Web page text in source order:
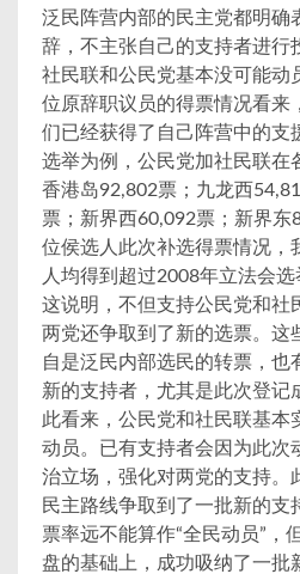
泛民阵营内部的民主党都明确
辞，不主张自己的支持者进行
社民联和公民党基本没可能动
位原辞职议员的得票情况看来
们已经获得了自己阵营中的支
选举为例，公民党加社民联在
香港岛92,802票；九龙西
票；新界西60,092票；新界东
位侯选人此次补选得票情况，
人均得到超过2008年立法会选
这说明，不但支持公民党和社
两党还争取到了新的选票。这
自是泛民内部选民的转票，也
新的支持者，尤其是此次登记
此看来，公民党和社民联基本
动员。已有支持者会因为此次
治立场，强化对两党的支持。
民主路线争取到了一批新的支
票率远不能算作“全民动员”，
盘的基础上，成功吸纳了一批